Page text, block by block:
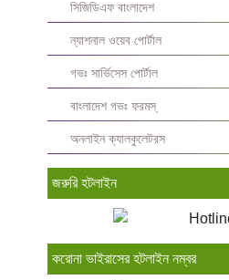
সিজিডিএফ বাংলাদেশ
ন্যাশনাল ওয়েব পোর্টাল
গভঃ সার্ভিসেস পোর্টাল
বাংলাদেশ গভঃ ফরমস্‌
অনলাইন ক্যালকুলেটরস
জরুরি হটলাইন
করোনা ভাইরাসের হটলাইন নম্বর